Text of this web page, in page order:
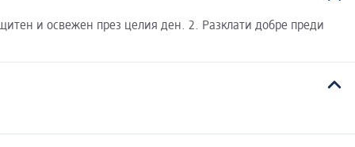
и освежен през целия ден. 2. Разклати добре преди